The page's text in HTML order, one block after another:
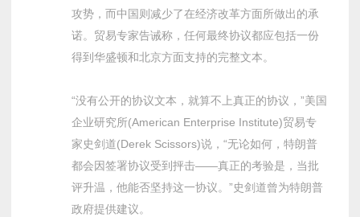
攻势，而中国则减少了在经济改革方面所做出的承
诺。贸易专家告诫称，任何最终协议都应包括一份
得到华盛顿和北京方面支持的完整文本。
“没有公开的协议文本，就算不上真正的协议，”美国
企业研究所(American Enterprise Institute)贸易专
家史剑道(Derek Scissors)说，“无论如何，特朗普
都会因签署协议受到抨击——真正的考验是，当批
评升温，他能否坚持这一协议。”史剑道曾为特朗普
政府提供建议。